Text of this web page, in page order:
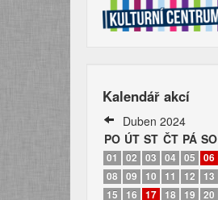
Kalendář akcí
Duben 2024
PO ÚT ST ČT PÁ SO
01 02 03 04 05 06
08
09 10 11 12 13
15
16 17 18 19 20